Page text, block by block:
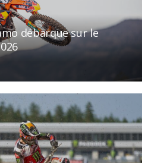
débarque sur le